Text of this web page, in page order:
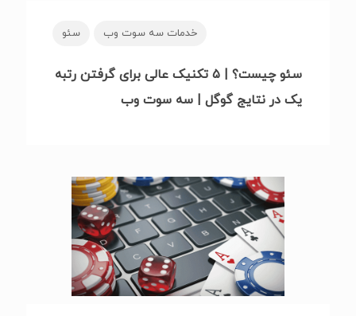
خدمات سه سوت وب سئو
سئو چیست؟ | ۵ تکنیک عالی برای گرفتن رتبه
یک در نتایج گوگل | سه سوت وب